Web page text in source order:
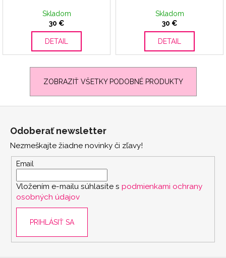
Skladom
30 €
DETAIL
Skladom
30 €
DETAIL
ZOBRAZIŤ VŠETKY PODOBNÉ PRODUKTY
Odoberať newsletter
Nezmeškajte žiadne novinky či zľavy!
Email
Vložením e-mailu súhlasíte s podmienkami ochrany
osobných údajov
PRIHLÁSIŤ SA